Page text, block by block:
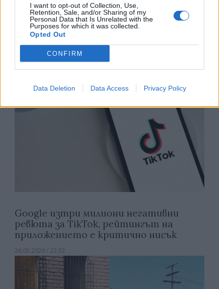
I want to opt-out of Collection, Use,
Retention, Sale, and/or Sharing of my
Personal Data that Is Unrelated with the
Purposes for which it was collected.
Opted Out
CONFIRM
Data Deletion Data Access Privacy Policy
Без платени реклами: Компанията The
North Face ще бойкотира Facebook и
Instagram
20.06.2020 / 16:35
Google изтри милиони негативни
ревюта за TikTok, рейтингът на
приложението е критично нисък
26.05.2020 / 22:32